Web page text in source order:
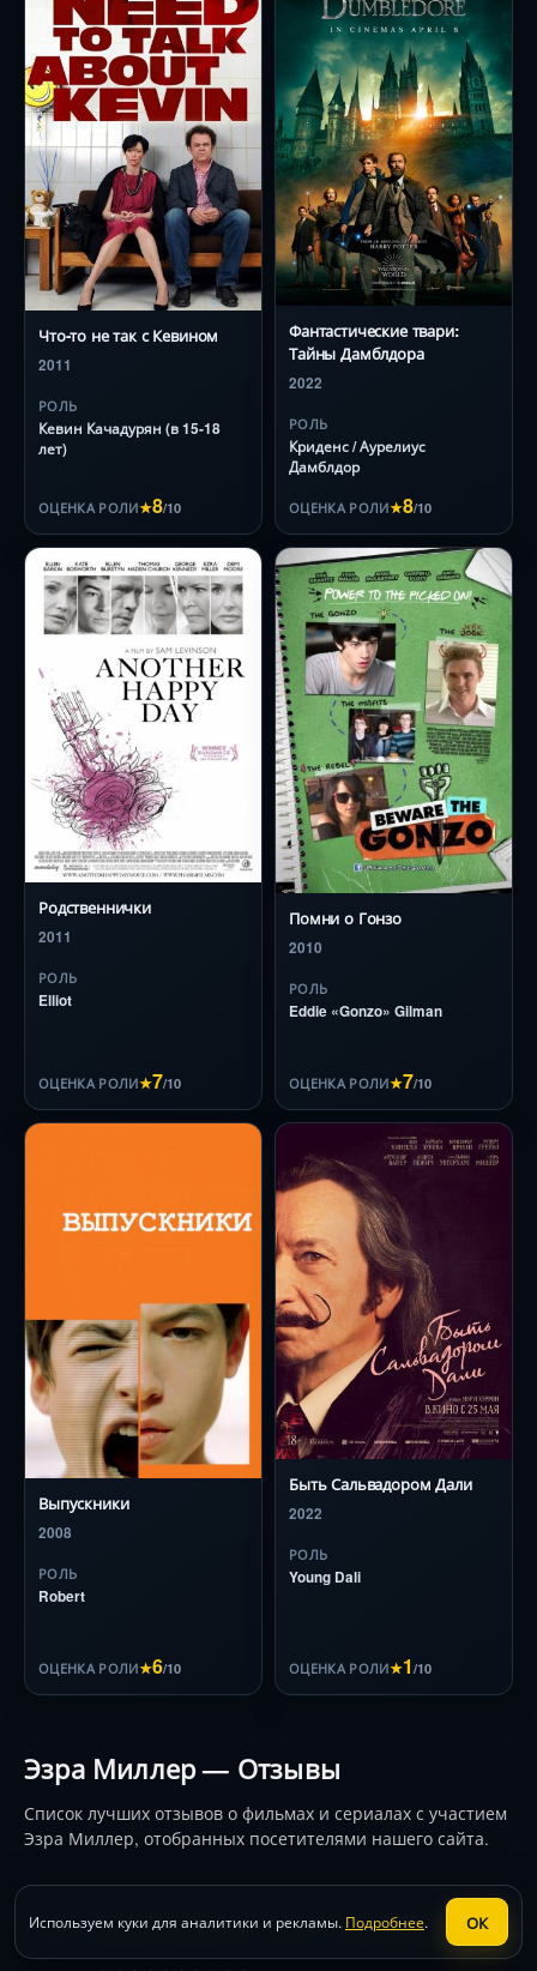
Что-то не так с Кевином
2011
РОЛЬ
Кевин Качадурян (в 15-18
лет)
ОЦЕНКА РОЛИ★8/10
Фантастические твари:
Тайны Дамблдора
2022
РОЛЬ
Криденс / Аурелиус
Дамблдор
ОЦЕНКА РОЛИ★8/10
Родственнички
2011
РОЛЬ
Elliot
ОЦЕНКА РОЛИ★7/10
Помни о Гонзо
2010
РОЛЬ
Eddie «Gonzo» Gilman
ОЦЕНКА РОЛИ★7/10
Выпускники
2008
РОЛЬ
Robert
ОЦЕНКА РОЛИ★6/10
Быть Сальвадором Дали
2022
РОЛЬ
Young Dali
ОЦЕНКА РОЛИ★1/10
Эзра Миллер — Отзывы
Список лучших отзывов о фильмах и сериалах с участием
Эзра Миллер, отобранных посетителями нашего сайта.
Лига справедливости Зака Снайдера (2021)
Используем куки для аналитики и рекламы. Подробнее. ОК